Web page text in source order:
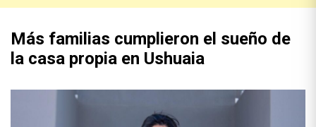
Más familias cumplieron el sueño de
la casa propia en Ushuaia